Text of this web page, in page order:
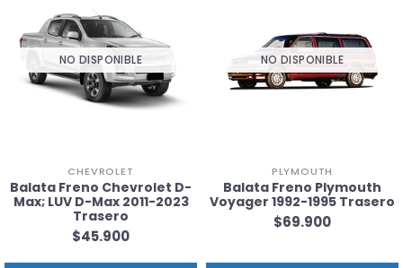
NO DISPONIBLE
CHEVROLET
Balata Freno Chevrolet D-
Max; LUV D-Max 2011-2023
Trasero
$45.900
NO DISPONIBLE
PLYMOUTH
Balata Freno Plymouth
Voyager 1992-1995 Trasero
$69.900